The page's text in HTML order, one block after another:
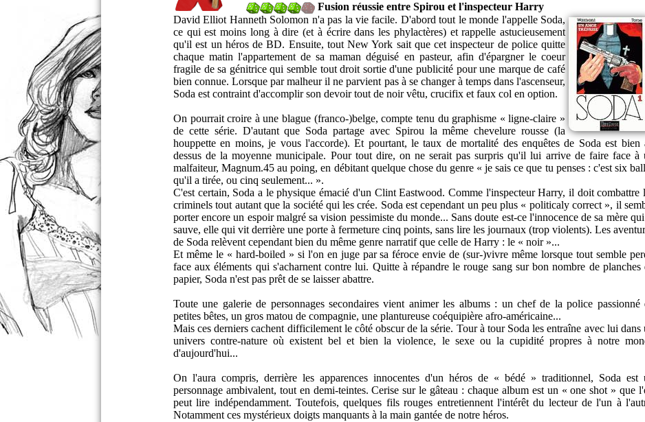
Fusion réussie entre Spirou et l'inspecteur Harry
David Elliot Hanneth Solomon n'a pas la vie facile. D'abord tout le monde l'appelle Soda,
ce qui est moins long à dire (et à écrire dans les phylactères) et rappelle astucieusement
qu'il est un héros de BD. Ensuite, tout New York sait que cet inspecteur de police quitte
chaque matin l'appartement de sa maman déguisé en pasteur, afin d'épargner le coeur
fragile de sa génitrice qui semble tout droit sortie d'une publicité pour une marque de café
bien connue. Lorsque par malheur il ne parvient pas à se changer à temps dans l'ascenseur,
Soda est contraint d'accomplir son devoir tout de noir vêtu, crucifix et faux col en option.
On pourrait croire à une blague (franco-)belge, compte tenu du graphisme « ligne-claire »
de cette série. D'autant que Soda partage avec Spirou la même chevelure rousse (la
houppette en moins, je vous l'accorde). Et pourtant, le taux de mortalité des enquêtes de Soda est bien
dessus de la moyenne municipale. Pour tout dire, on ne serait pas surpris qu'il lui arrive de faire face à
malfaiteur, Magnum.45 au poing, en débitant quelque chose du genre « je sais ce que tu penses : c'est six
qu'il a tirée, ou cinq seulement... ».
C'est certain, Soda a le physique émacié d'un Clint Eastwood. Comme l'inspecteur Harry, il doit combattre
criminels tout autant que la société qui les crée. Soda est cependant un peu plus « politicaly correct », il
porter encore un espoir malgré sa vision pessimiste du monde... Sans doute est-ce l'innocence de sa mère
sauve, elle qui vit derrière une porte à fermeture cinq points, sans lire les journaux (trop violents). Les
de Soda relèvent cependant bien du même genre narratif que celle de Harry : le « noir »...
Et même le « hard-boiled » si l'on en juge par sa féroce envie de (sur-)vivre même lorsque tout semble
face aux éléments qui s'acharnent contre lui. Quitte à répandre le rouge sang sur bon nombre de planches
papier, Soda n'est pas prêt de se laisser abattre.
Toute une galerie de personnages secondaires vient animer les albums : un chef de la police passionné
petites bêtes, un gros matou de compagnie, une plantureuse coéquipière afro-américaine...
Mais ces derniers cachent difficilement le côté obscur de la série. Tour à tour Soda les entraîne avec lui dans
univers contre-nature où existent bel et bien la violence, le sexe ou la cupidité propres à notre
d'aujourd'hui...
On l'aura compris, derrière les apparences innocentes d'un héros de « bédé » traditionnel, Soda est
personnage ambivalent, tout en demi-teintes. Cerise sur le gâteau : chaque album est un « one shot » que
peut lire indépendamment. Toutefois, quelques fils rouges entretiennent l'intérêt du lecteur de l'un à
Notamment ces mystérieux doigts manquants à la main gantée de notre héros.